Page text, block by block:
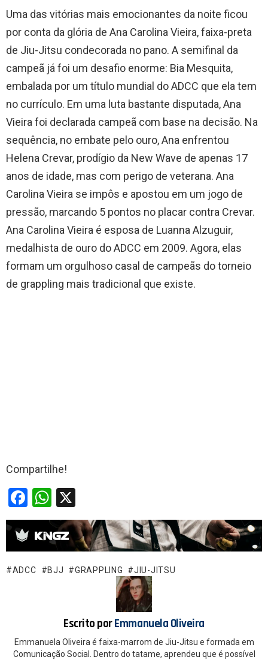
Uma das vitórias mais emocionantes da noite ficou
por conta da glória de Ana Carolina Vieira, faixa-preta
de Jiu-Jitsu condecorada no pano. A semifinal da
campeã já foi um desafio enorme: Bia Mesquita,
embalada por um título mundial do ADCC que ela tem
no currículo. Em uma luta bastante disputada, Ana
Vieira foi declarada campeã com base na decisão. Na
sequência, no embate pelo ouro, Ana enfrentou
Helena Crevar, prodígio da New Wave de apenas 17
anos de idade, mas com perigo de veterana. Ana
Carolina Vieira se impôs e apostou em um jogo de
pressão, marcando 5 pontos no placar contra Crevar.
Ana Carolina Vieira é esposa de Luanna Alzuguir,
medalhista de ouro do ADCC em 2009. Agora, elas
formam um orgulhoso casal de campeãs do torneio
de grappling mais tradicional que existe.
Compartilhe!
F
a
ce
b
o
W
h
at
s
A
ADCC BJJ GRAPPLING JIU-JITSU
Escrito porEmmanuela Oliveira
Emmanuela Oliveira é faixa-marrom de Jiu-Jitsu e formada em
Comunicação Social. Dentro do tatame, aprendeu que é possível